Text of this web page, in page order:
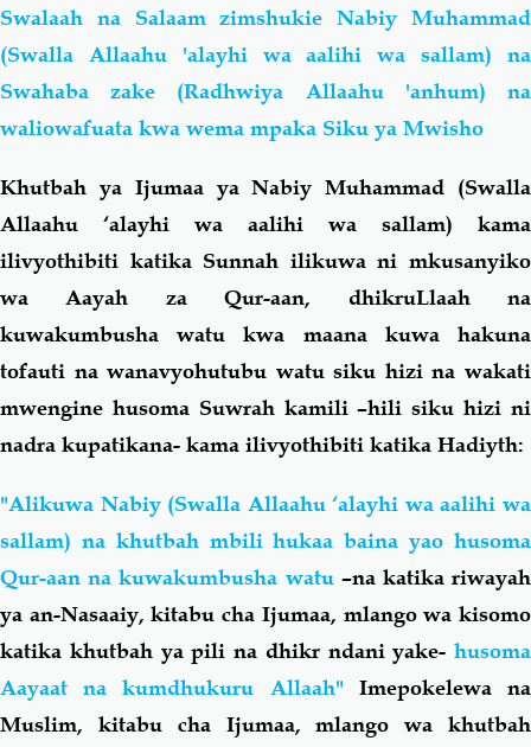
Swalaah na Salaam zimshukie Nabiy Muhammad
(Swalla Allaahu 'alayhi wa aalihi wa sallam) na
Swahaba zake (Radhwiya Allaahu 'anhum) na
waliowafuata kwa wema mpaka Siku ya Mwisho
Khutbah ya Ijumaa ya Nabiy Muhammad (Swalla
Allaahu ‘alayhi wa aalihi wa sallam) kama
ilivyothibiti katika Sunnah ilikuwa ni mkusanyiko
wa Aayah za Qur-aan, dhikruLlaah na
kuwakumbusha watu kwa maana kuwa hakuna
tofauti na wanavyohutubu watu siku hizi na wakati
mwengine husoma Suwrah kamili –hili siku hizi ni
nadra kupatikana- kama ilivyothibiti katika Hadiyth:
"Alikuwa Nabiy (Swalla Allaahu ‘alayhi wa aalihi wa
sallam) na khutbah mbili hukaa baina yao husoma
Qur-aan na kuwakumbusha watu –na katika riwayah
ya an-Nasaaiy, kitabu cha Ijumaa, mlango wa kisomo
katika khutbah ya pili na dhikr ndani yake- husoma
Aayaat na kumdhukuru Allaah" Imepokelewa na
Muslim, kitabu cha Ijumaa, mlango wa khutbah